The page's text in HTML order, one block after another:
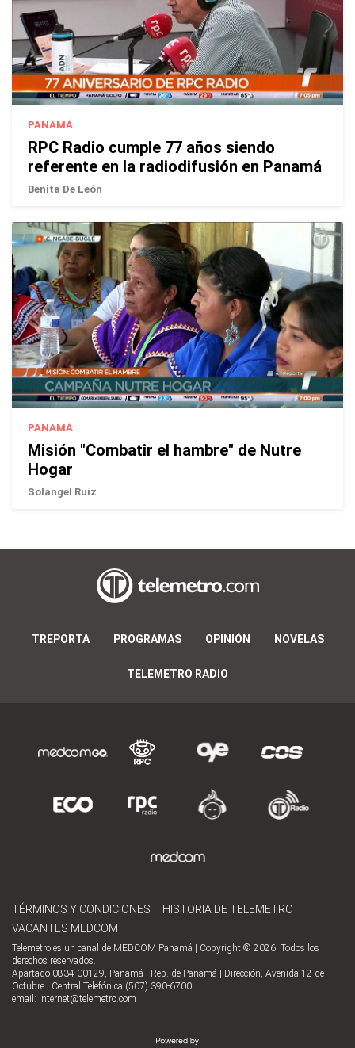
PANAMÁ
RPC Radio cumple 77 años siendo
referente en la radiodifusión en Panamá
Benita De León
PANAMÁ
Misión "Combatir el hambre" de Nutre
Hogar
Solangel Ruiz
TREPORTA PROGRAMAS OPINIÓN NOVELAS
TELEMETRO RADIO
TÉRMINOS Y CONDICIONES
HISTORIA DE TELEMETRO
VACANTES MEDCOM
Telemetro es un canal de MEDCOM Panamá | Copyright © 2026. Todos los
derechos reservados.
Apartado 0834-00129, Panamá - Rep. de Panamá | Dirección, Avenida 12 de
Octubre | Central Telefónica (507) 390-6700
email: internet@telemetro.com